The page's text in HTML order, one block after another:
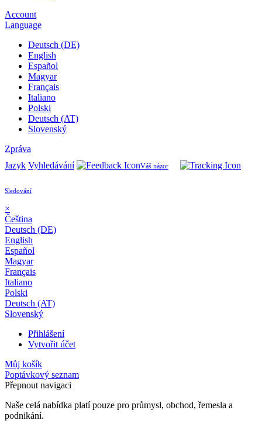
Account
Language
Deutsch (DE)
English
Español
Magyar
Français
Italiano
Polski
Deutsch (AT)
Slovenský
Zpráva
Jazyk Vyhledávání Váš názor
Sledování
×
Čeština
Deutsch (DE)
English
Español
Magyar
Français
Italiano
Polski
Deutsch (AT)
Slovenský
Přihlášení
Vytvořit účet
Můj košík
Poptávkový seznam
Přepnout navigaci
Naše celá nabídka platí pouze pro průmysl, obchod, řemesla a
podnikání.